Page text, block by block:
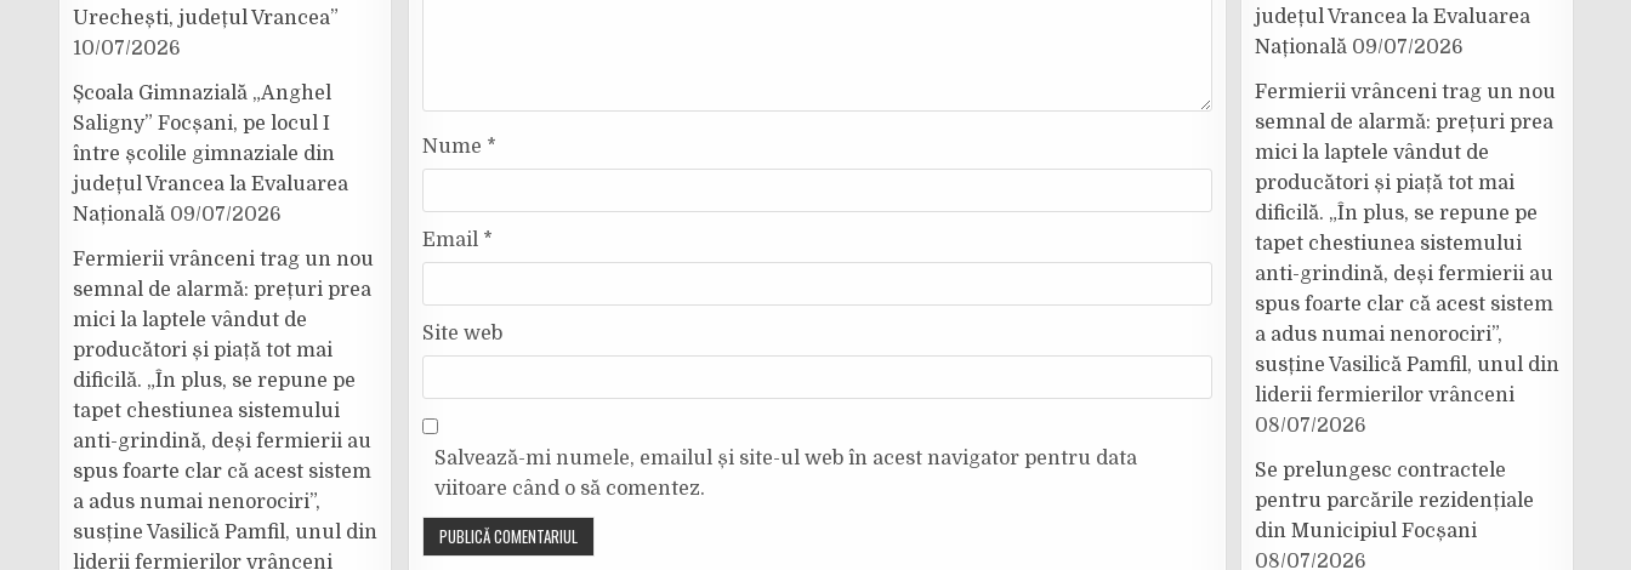
Nume *
Email *
Site web
Salvează-mi numele, emailul și site-ul web în acest navigator pentru data
viitoare când o să comentez.
Urechești, județul Vrancea”
10/07/2026
Școala Gimnazială „Anghel
Saligny” Focșani, pe locul I
între școlile gimnaziale din
județul Vrancea la Evaluarea
Națională 09/07/2026
Fermierii vrânceni trag un nou
semnal de alarmă: prețuri prea
mici la laptele vândut de
producători și piață tot mai
dificilă. „În plus, se repune pe
tapet chestiunea sistemului
anti-grindină, deși fermierii au
spus foarte clar că acest sistem
a adus numai nenorociri”,
susține Vasilică Pamfil, unul din
liderii fermierilor vrânceni
județul Vrancea la Evaluarea
Națională 09/07/2026
Fermierii vrânceni trag un nou
semnal de alarmă: prețuri prea
mici la laptele vândut de
producători și piață tot mai
dificilă. „În plus, se repune pe
tapet chestiunea sistemului
anti-grindină, deși fermierii au
spus foarte clar că acest sistem
a adus numai nenorociri”,
susține Vasilică Pamfil, unul din
liderii fermierilor vrânceni
08/07/2026
Se prelungesc contractele
pentru parcările rezidențiale
din Municipiul Focșani
08/07/2026